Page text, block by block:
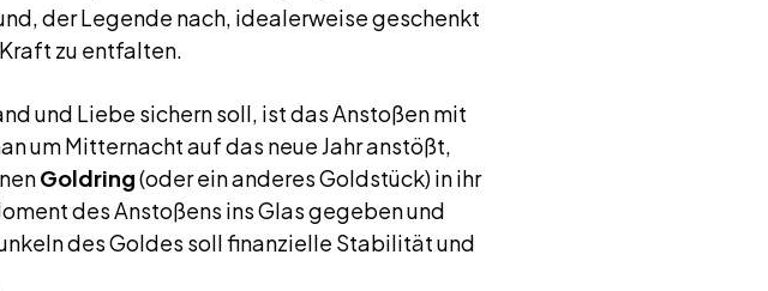
der Legende nach, idealerweise geschenkt
zu entfalten.
und Liebe sichern soll, ist das Anstoßen mit
um Mitternacht auf das neue Jahr anstößt,
Goldring(oder ein anderes Goldstück) in ihr
des Anstoßens ins Glas gegeben und
des Goldes soll finanzielle Stabilität und